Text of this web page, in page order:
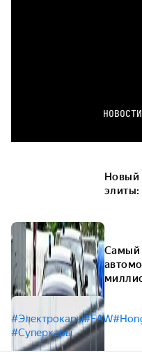
Новый
Самый
#Электрокары#FAW
#Суперкары